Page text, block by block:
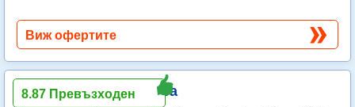
Виж офертите
Anastasia Resort & Spa
8.87 Превъзходен